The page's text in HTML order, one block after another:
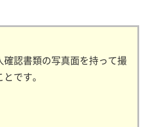
認書類の写真面を持って撮
です。